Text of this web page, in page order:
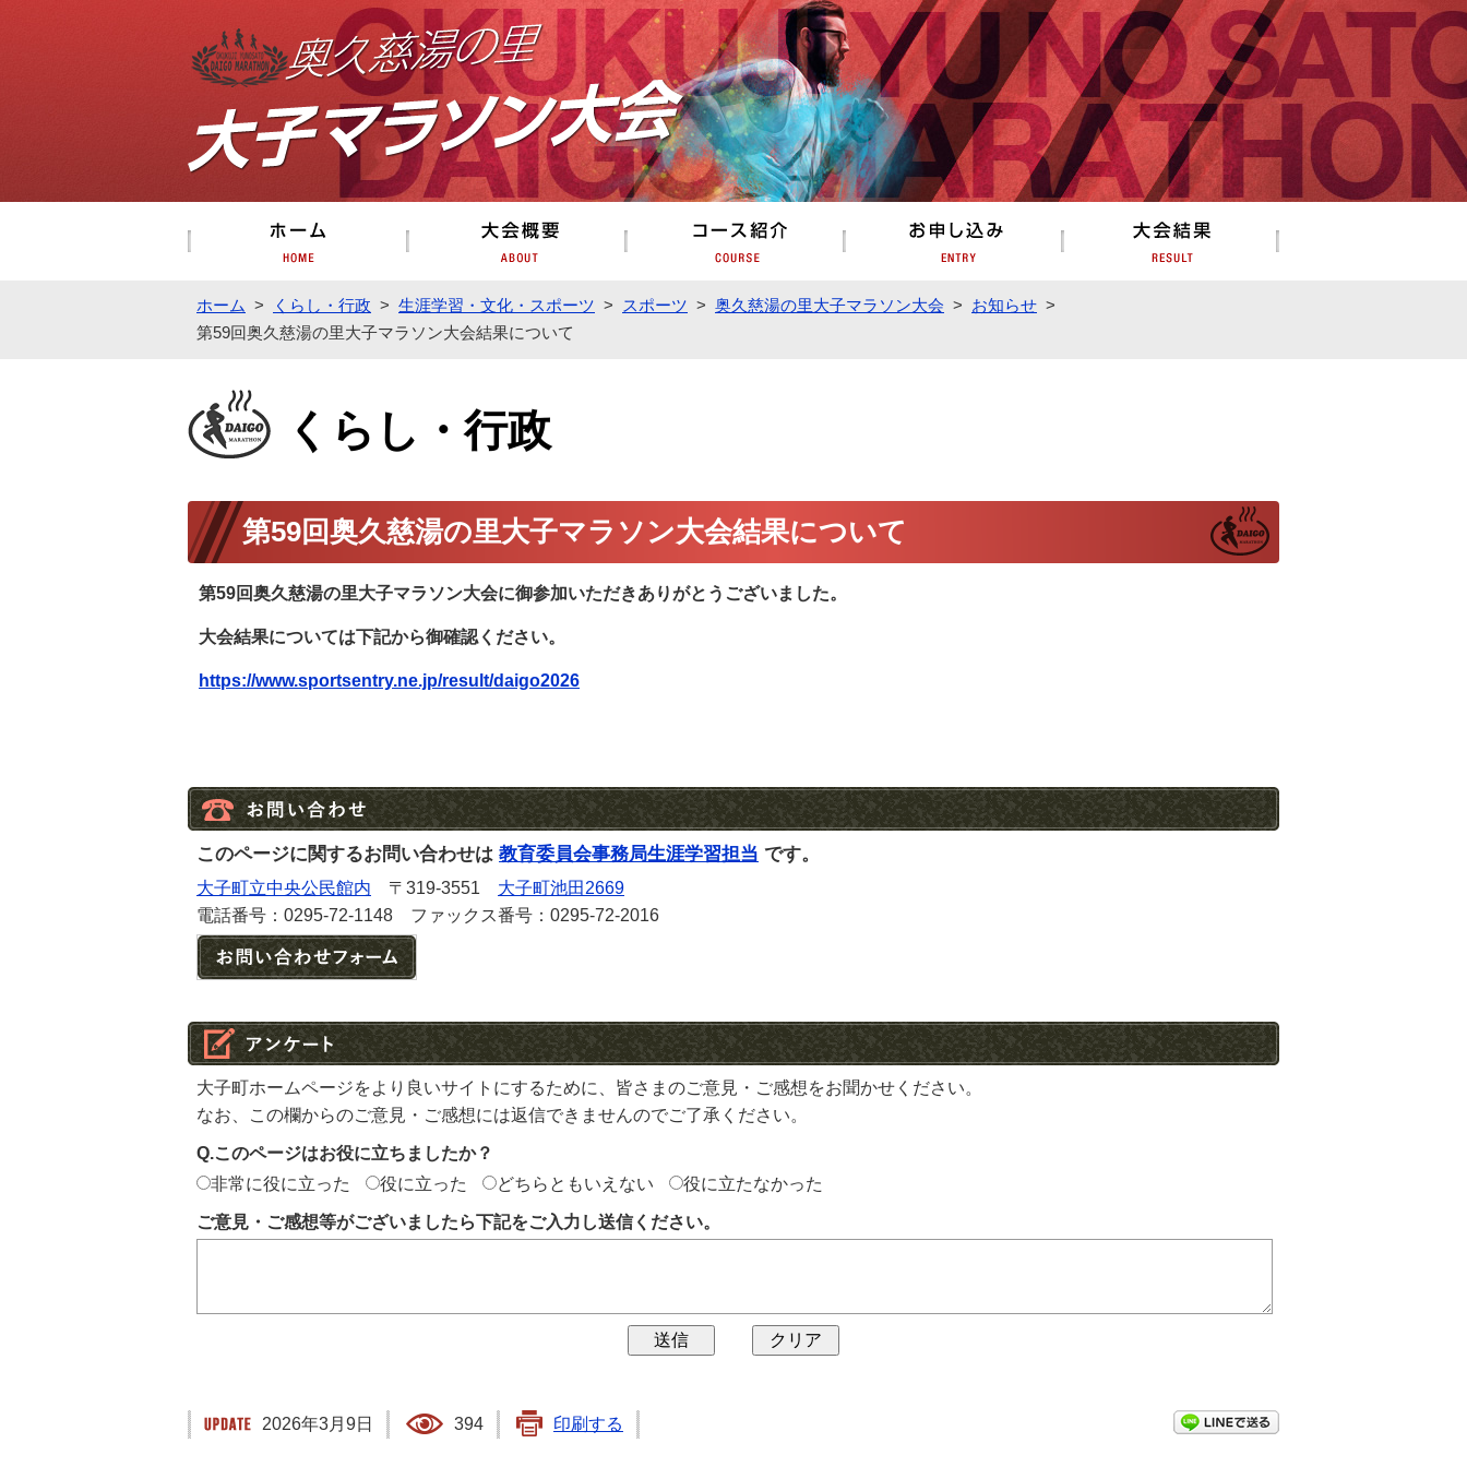
奥久慈湯の里大子マラソン大会
ホーム > くらし・行政 > 生涯学習・文化・スポーツ > スポーツ > 奥久慈湯の里大子マラソン大会 > お知らせ >
第59回奥久慈湯の里大子マラソン大会結果について
くらし・行政
第59回奥久慈湯の里大子マラソン大会結果について
第59回奥久慈湯の里大子マラソン大会に御参加いただきありがとうございました。
大会結果については下記から御確認ください。
https://www.sportsentry.ne.jp/result/daigo2026
このページに関するお問い合わせは 教育委員会事務局生涯学習担当 です。
大子町立中央公民館内 〒319-3551 大子町池田2669
電話番号：0295-72-1148 ファックス番号：0295-72-2016
大子町ホームページをより良いサイトにするために、皆さまのご意見・ご感想をお聞かせください。
なお、この欄からのご意見・ご感想には返信できませんのでご了承ください。
Q.このページはお役に立ちましたか？
非常に役に立った
役に立った どちらともいえない 役に立たなかった
ご意見・ご感想等がございましたら下記をご入力し送信ください。
2026年3月9日 394 印刷する